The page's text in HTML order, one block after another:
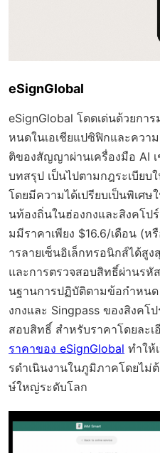
eSignGlobal
eSignGlobal โดดเด่นด้วยกา
หนดในเอเชียแปซิฟิกและควา
ติของสัญญาผ่านเครื่องมือ AI
บทสรุป เป็นไปตามกฎระเบียบ
โดยมีความได้เปรียบเป็นพิเศ
นท้องถิ่นในฮ่องกงและสิงคโป
มมีราคาเพียง $16.6/เดือน (
ารลายเซ็นอิเล็กทรอนิกส์ได้สู
และการตรวจสอบสิทธิ์ผ่านรหั
นฐานการปฏิบัติตามข้อกำหน
งกงและ Singpass ของสิงคโ
สอบสิทธิ์ สำหรับราคาโดยละเ
ราคาของ eSignGlobal ทำให้
รดำเนินงานในภูมิภาคโดยไม่
ษ์ใหญ่ระดับโลก